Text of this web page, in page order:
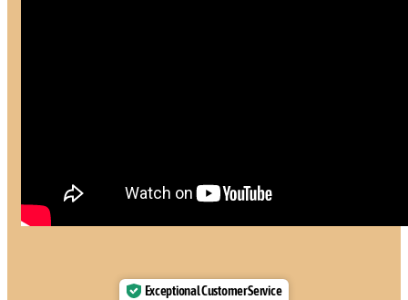
Exceptional Customer Service